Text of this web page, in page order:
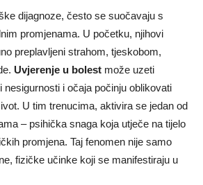
dijagnoze, često se suočavaju s
promjenama. U početku, njihovi
preplavljeni strahom, tjeskobom,
Uvjerenje u bolest može uzeti
nesigurnosti i očaja počinju oblikovati
U tim trenucima, aktivira se jedan od
– psihička snaga koja utječe na tijelo
promjena. Taj fenomen nije samo
fizičke učinke koji se manifestiraju u